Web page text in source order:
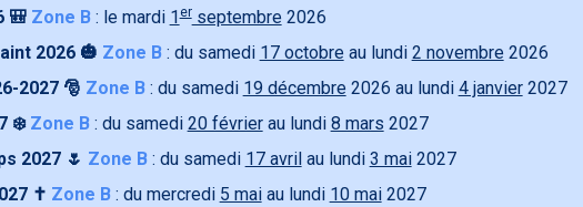
🎒 Zone B: le mardi 1erseptembre 2026
2026 🎃 Zone B: du samedi 17 octobre au lundi 2 novembre 2026
2027 🎅 Zone B: du samedi 19 décembre 2026 au lundi 4 janvier2027
❄️ Zone B: du samedi 20 févrierau lundi 8 mars 2027
2027 🌷 Zone B: du samedi 17 avril au lundi 3 mai2027
✝️ Zone B: du mercredi 5 maiau lundi 10 mai2027